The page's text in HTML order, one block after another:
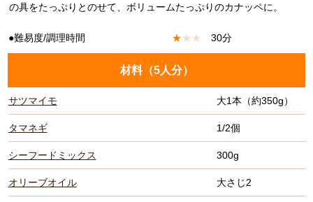
の具をたっぷりとのせて、ボリュームたっぷりのカナッペに。
●難易度/調理時間 ★★ ★ 30分
材料（5人分）
サツマイモ 大1本（約350g）
タマネギ 1/2個
シーフードミックス 300g
オリーブオイル 大さじ2